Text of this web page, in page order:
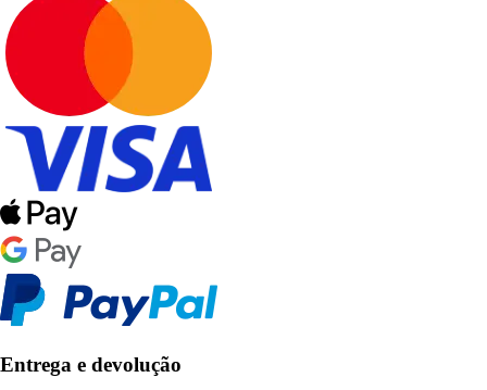
Entrega e devolução